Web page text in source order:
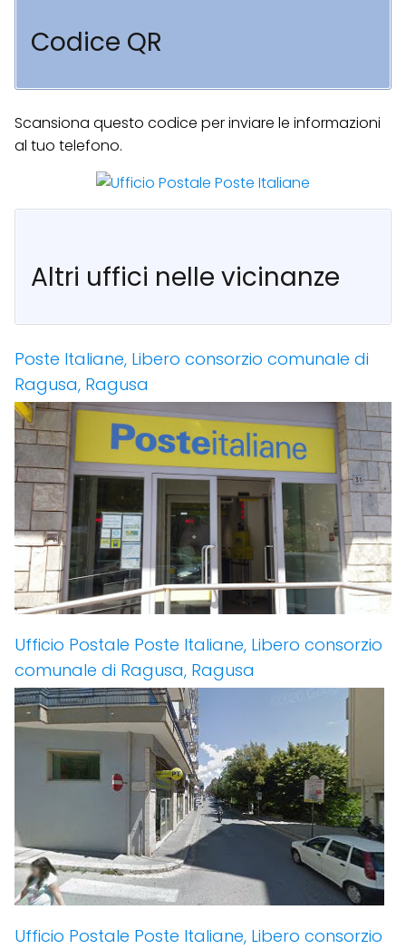
Codice QR
Scansiona questo codice per inviare le informazioni
al tuo telefono.
Altri uffici nelle vicinanze
Poste Italiane, Libero consorzio comunale di
Ragusa, Ragusa
Ufficio Postale Poste Italiane, Libero consorzio
comunale di Ragusa, Ragusa
Ufficio Postale Poste Italiane, Libero consorzio